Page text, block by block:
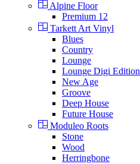
Alpine Floor
Premium 12
Tarkett Art Vinyl
Blues
Country
Lounge
Lounge Digi Edition
New Age
Groove
Deep House
Future House
Moduleo Roots
Stone
Wood
Herringbone